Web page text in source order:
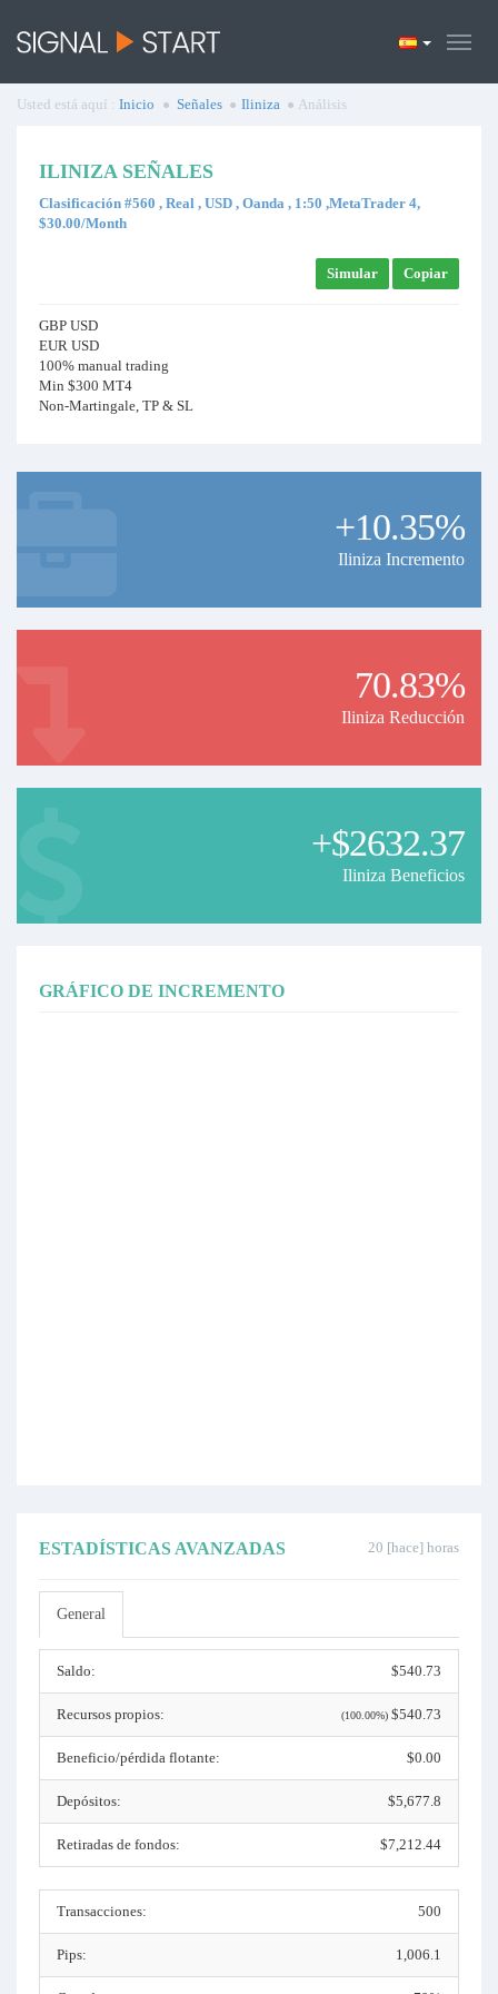
Usted está aquí : Inicio Señales Iliniza Análisis
ILINIZA SEÑALES
Clasificación #560 , Real , USD , Oanda , 1:50 ,MetaTrader 4,
$30.00/Month
Simular Copiar
GBP USD
EUR USD
100% manual trading
Min $300 MT4
Non-Martingale, TP & SL
+10.35%
Iliniza Incremento
70.83%
Iliniza Reducción
+$2632.37
Iliniza Beneficios
GRÁFICO DE INCREMENTO
20 [hace] horas
ESTADÍSTICAS AVANZADAS
General
Saldo: $540.73
Recursos propios: (100.00%) $540.73
Beneficio/pérdida flotante: $0.00
Depósitos: $5,677.8
Retiradas de fondos: $7,212.44
Transacciones: 500
Pips: 1,006.1